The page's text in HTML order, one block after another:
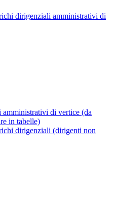
dirigenziali amministrativi di
amministrativi di vertice (da
in tabelle)
dirigenziali (dirigenti non